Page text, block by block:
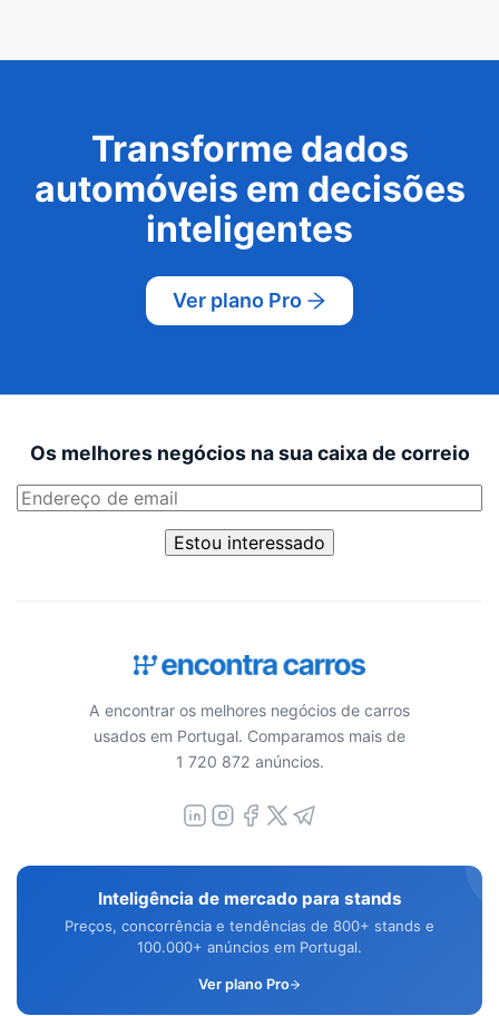
Transforme dados
automóveis em decisões
inteligentes
Ver plano Pro
Os melhores negócios na sua caixa de correio
Estou interessado
A encontrar os melhores negócios de carros
usados em Portugal. Comparamos mais de
1 720 872 anúncios.
Inteligência de mercado para stands
Preços, concorrência e tendências de 800+ stands e
100.000+ anúncios em Portugal.
Ver plano Pro